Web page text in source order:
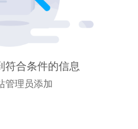
符合条件的信息
管理员添加